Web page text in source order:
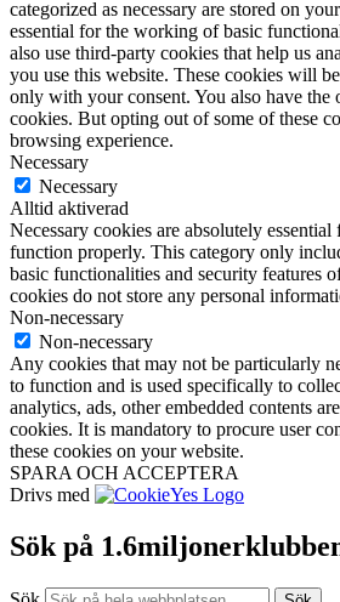
categorized as necessary are stored on
essential for the working of basic
also use third-party cookies that help us
you use this website. These cookies will
only with your consent. You also have the
cookies. But opting out of some of these
browsing experience.
Necessary
Necessary
Alltid aktiverad
Necessary cookies are absolutely
function properly. This category only
basic functionalities and security features
cookies do not store any personal
Non-necessary
Non-necessary
Any cookies that may not be particularly
to function and is used specifically to
analytics, ads, other embedded contents
cookies. It is mandatory to procure user
these cookies on your website.
SPARA OCH ACCEPTERA
Drivs med
Sök på